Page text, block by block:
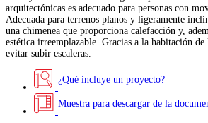
arquitectónicas es adecuado para personas con
Adecuada para terrenos planos y ligeramente
una chimenea que proporciona calefacción y,
estética irreemplazable. Gracias a la habitación de
evitar subir escaleras.
¿Qué incluye un proyecto?
Muestra para descargar de la